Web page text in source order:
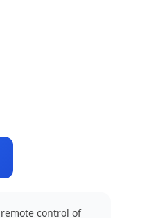
remote control of